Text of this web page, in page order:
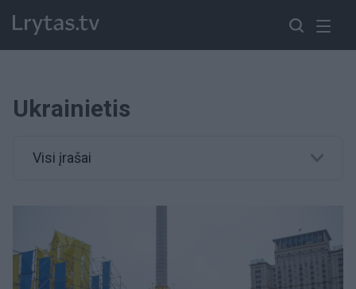
Ukrainietis
Visi įrašai